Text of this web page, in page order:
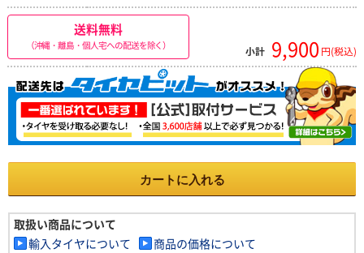
送料無料
（沖縄・離島・個人宅への配送を除く） 小計 9,900 円(税込)
カートに入れる
取扱い商品について
輸入タイヤについて
商品の価格について